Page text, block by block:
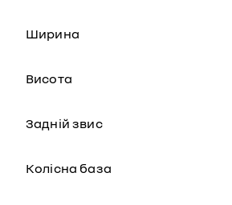
Ширина
Висота
Задній звис
Колісна база